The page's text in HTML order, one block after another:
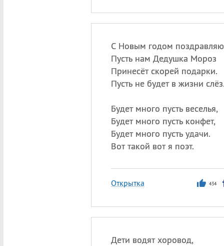
С Новым годом
Пусть нам Дедушка Мороз
Принесёт скорей подарки.
Пусть не будет в жизни
Будет много пусть веселья,
Будет много пусть конфет,
Будет много пусть удачи.
Вот такой вот я поэт.
Открытка 434
Дети водят хоровод,